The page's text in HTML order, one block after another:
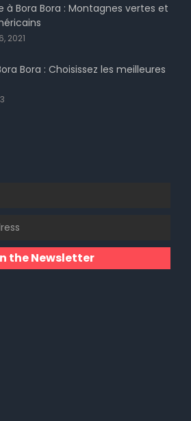
à Bora Bora : Montagnes vertes et
2021
Bora : Choisissez les meilleures
the Newsletter